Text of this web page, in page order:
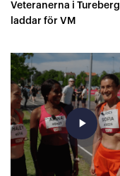
Veteranerna i Tureberg
laddar för VM
play_arrow